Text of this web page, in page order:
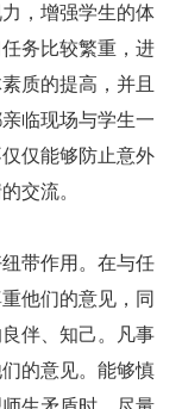
，增强学生的体
务比较繁重，进
质的提高，并且
临现场与学生一
仅能够防止意外
交流。
带作用。在与任
他们的意见，同
伴、知己。凡事
的意见。能够慎